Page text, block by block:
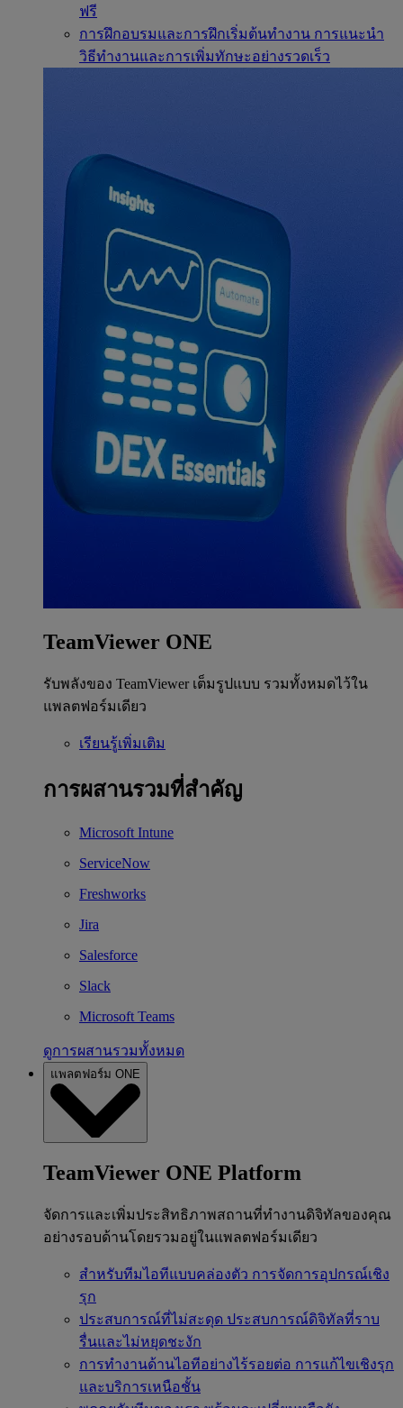
ฟรี
การฝึกอบรมและการฝึกเริ่มต้นทำงาน การแนะนำ
วิธีทำงานและการเพิ่มทักษะอย่างรวดเร็ว
TeamViewer ONE
รับพลังของ TeamViewer เต็มรูปแบบ รวมทั้งหมดไว้ใน
แพลตฟอร์มเดียว
เรียนรู้เพิ่มเติม
การผสานรวมที่สำคัญ
Microsoft Intune
ServiceNow
Freshworks
Jira
Salesforce
Slack
Microsoft Teams
ดูการผสานรวมทั้งหมด
แพลตฟอร์ม ONE
TeamViewer ONE Platform
จัดการและเพิ่มประสิทธิภาพสถานที่ทำงานดิจิทัลของคุณ
อย่างรอบด้านโดยรวมอยู่ในแพลตฟอร์มเดียว
สำหรับทีมไอทีแบบคล่องตัว การจัดการอุปกรณ์เชิง
รุก
ประสบการณ์ที่ไม่สะดุด ประสบการณ์ดิจิทัลที่ราบ
รื่นและไม่หยุดชะงัก
การทำงานด้านไอทีอย่างไร้รอยต่อ การแก้ไขเชิงรุก
และบริการเหนือชั้น